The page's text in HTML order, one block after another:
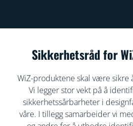
Sikkerhetsråd for
WiZ-produktene skal være sikre
Vi legger stor vekt på å
sikkerhetssårbarheter i
våre. I tillegg samarbeider vi